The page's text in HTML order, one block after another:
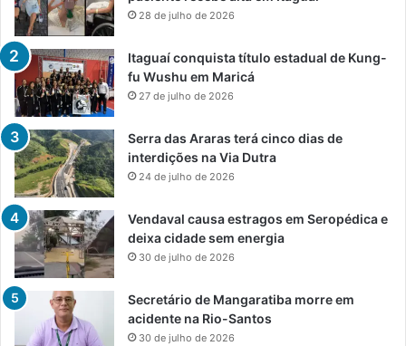
28 de julho de 2026
Itaguaí conquista título estadual de Kung-
fu Wushu em Maricá
27 de julho de 2026
Serra das Araras terá cinco dias de
interdições na Via Dutra
24 de julho de 2026
Vendaval causa estragos em Seropédica e
deixa cidade sem energia
30 de julho de 2026
Secretário de Mangaratiba morre em
acidente na Rio-Santos
30 de julho de 2026